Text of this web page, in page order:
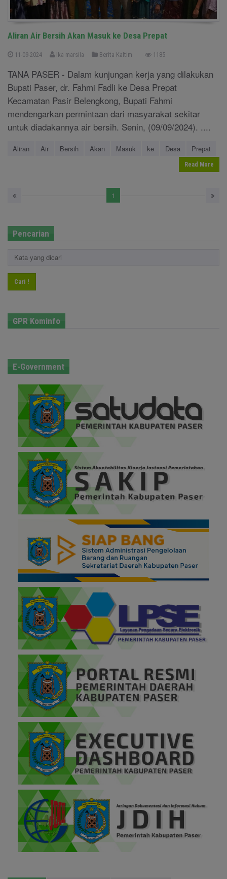
Aliran Air Bersih Akan Masuk ke Desa Prepat
11-09-2024 Ika marsila Berita Kaltim 1185
TANA PASER - Dalam kunjungan kerja yang dilakukan
Bupati Paser, dr. Fahmi Fadli ke Desa Prepat
Kecamatan Pasir Belengkong, Bupati Fahmi
mendengarkan permintaan dari masyarakat sekitar
untuk diadakannya air bersih. Senin, (09/09/2024). ....
Aliran Air Bersih Akan Masuk ke Desa Prepat
Read More
1
Pencarian
Cari !
GPR Kominfo
E-Government